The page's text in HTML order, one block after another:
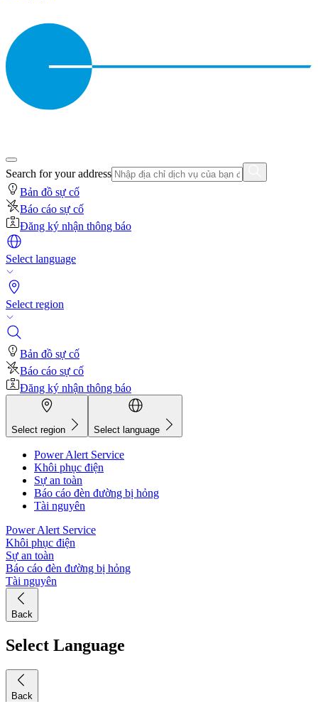
Search for your address
Bản đồ sự cố
Báo cáo sự cố
Đăng ký nhận thông báo
Select language
Select region
Bản đồ sự cố
Báo cáo sự cố
Đăng ký nhận thông báo
Select region Select language
Power Alert Service
Khôi phục điện
Sự an toàn
Báo cáo đèn đường bị hỏng
Tài nguyên
Power Alert Service
Khôi phục điện
Sự an toàn
Báo cáo đèn đường bị hỏng
Tài nguyên
Back
Select Language
Back